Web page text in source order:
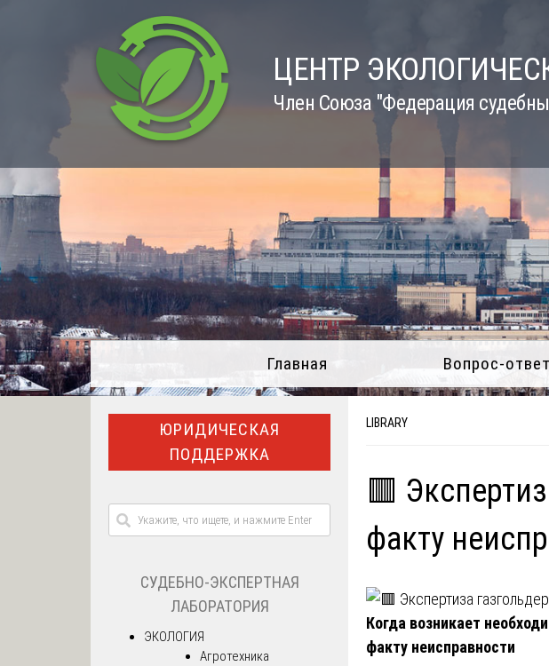
ЦЕНТР
Член Союза "Федерация
Главная Вопрос-ответ
LIBRARY
🟥
факту
Когда возникает
факту неисправности
ЮРИДИЧЕСКАЯ
ПОДДЕРЖКА
СУДЕБНО-ЭКСПЕРТНАЯ
ЛАБОРАТОРИЯ
ЭКОЛОГИЯ
Агротехника